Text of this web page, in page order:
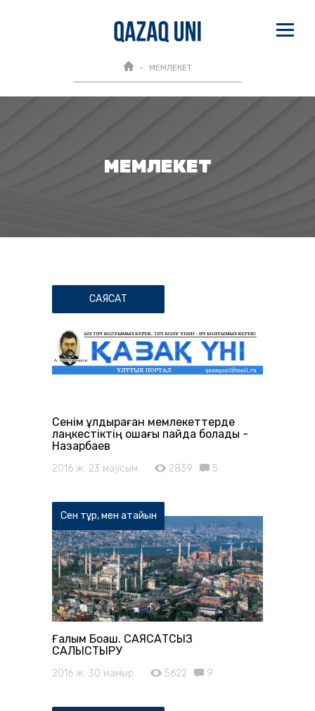
МЕМЛЕКЕТ
МЕМЛЕКЕТ
САЯСАТ
Сенім құлдыраған мемлекеттерде
лаңкестіктің ошағы пайда болады -
Назарбаев
2016 ж. 23 маусым 2839 5
Сен тұр, мен атайын
Ғалым Боқаш. САЯСАТСЫЗ
САЛЫСТЫРУ
2016 ж. 30 мамыр 5622 9